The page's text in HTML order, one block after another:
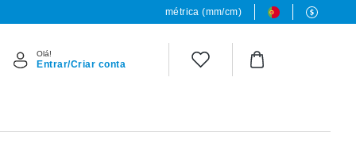
métrica (mm/cm)
Olá!
Entrar/Criar conta